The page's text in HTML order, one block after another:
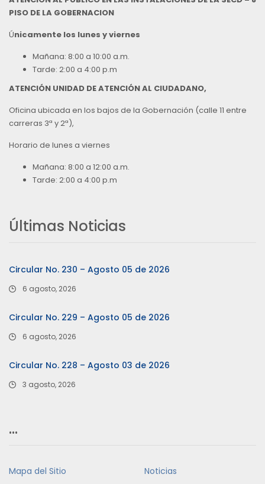
PISO DE LA GOBERNACION
Únicamente los lunes y viernes
Mañana: 8:00 a 10:00 a.m.
Tarde: 2:00 a 4:00 p.m
ATENCIÓN UNIDAD DE ATENCIÓN AL CIUDADANO,
Oficina ubicada en los bajos de la Gobernación (calle 11 entre
carreras 3ª y 2ª),
Horario de lunes a viernes
Mañana: 8:00 a 12:00 a.m.
Tarde: 2:00 a 4:00 p.m
Últimas Noticias
Circular No. 230 – Agosto 05 de 2026
6 agosto, 2026
Circular No. 229 – Agosto 05 de 2026
6 agosto, 2026
Circular No. 228 – Agosto 03 de 2026
3 agosto, 2026
…
Mapa del Sitio Noticias